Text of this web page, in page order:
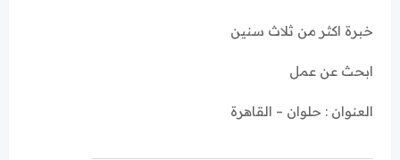
خبرة اكثر من ثلاث سنين
ابحث عن عمل
العنوان : حلوان – القاهرة